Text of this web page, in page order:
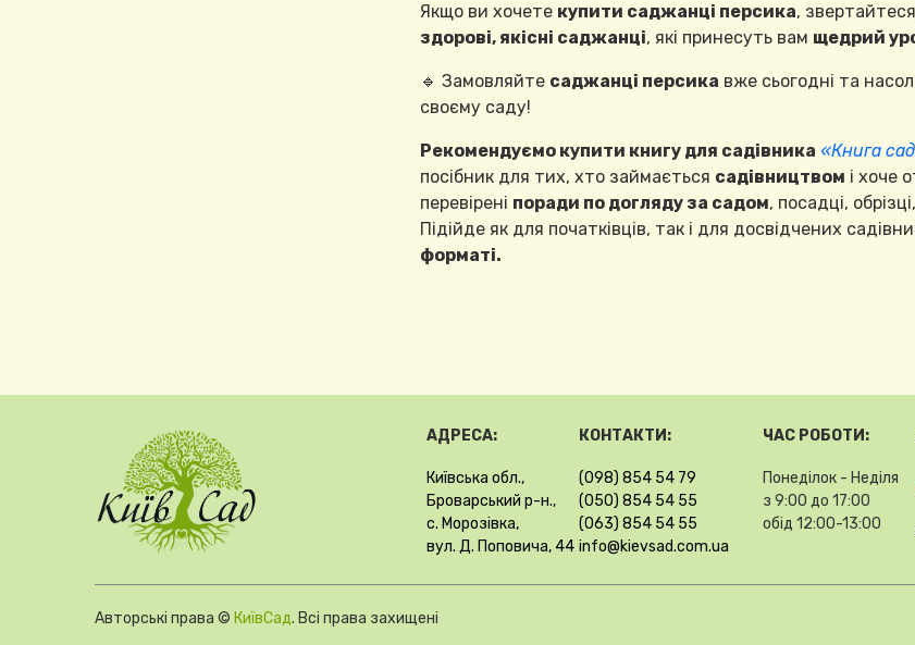
Якщо ви хочете купити саджанці персика,
здорові, якісні саджанці, які принесуть вам щедрий
🔹 Замовляйте саджанці персика вже сьогодні та
своєму саду!
Рекомендуємо купити книгу для садівника «Книга
посібник для тих, хто займається садівництвом і хоче
перевірені поради по догляду за садом, посадці,
Підійде як для початківців, так і для досвідчених
форматі.
АДРЕСА:
Київська обл.,
Броварський р-н.,
с. Морозівка,
вул. Д. Поповича, 44
КОНТАКТИ:
(098) 854 54 79
(050) 854 54 55
(063) 854 54 55
info@kievsad.com.ua
ЧАС РОБОТИ:
Понеділок - Неділя
з 9:00 до 17:00
обід 12:00-13:00
Авторські права © КиївСад. Всі права захищені